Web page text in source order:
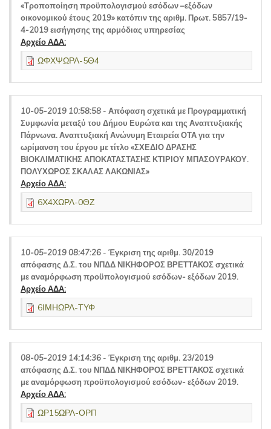
«Τροποποίηση προϋπολογισμού εσόδων –εξόδων
οικονομικού έτους 2019» κατόπιν της αριθμ. Πρωτ. 5857/19-
4-2019 εισήγησης της αρμόδιας υπηρεσίας
Αρχείο ΑΔΑ:
ΩΦΧΨΩΡΛ-5Θ4
10-05-2019 10:58:58 - Απόφαση σχετικά με Προγραμματική
Συμφωνία μεταξύ του Δήμου Ευρώτα και της Αναπτυξιακής
Πάρνωνα. Αναπτυξιακή Ανώνυμη Εταιρεία ΟΤΑ για την
ωρίμανση του έργου με τίτλο «ΣΧΕΔΙΟ ΔΡΑΣΗΣ
ΒΙΟΚΛΙΜΑΤΙΚΗΣ ΑΠΟΚΑΤΑΣΤΑΣΗΣ ΚΤΙΡΙΟΥ ΜΠΑΣΟΥΡΑΚΟΥ.
ΠΟΛΥΧΩΡΟΣ ΣΚΑΛΑΣ ΛΑΚΩΝΙΑΣ»
Αρχείο ΑΔΑ:
6Χ4ΧΩΡΛ-0ΘΖ
10-05-2019 08:47:26 - Έγκριση της αριθμ. 30/2019
απόφασης Δ.Σ. του ΝΠΔΔ ΝΙΚΗΦΟΡΟΣ ΒΡΕΤΤΑΚΟΣ σχετικά
με αναμόρφωση προϋπολογισμού εσόδων- εξόδων 2019.
Αρχείο ΑΔΑ:
6ΙΜΗΩΡΛ-ΤΥΦ
08-05-2019 14:14:36 - Έγκριση της αριθμ. 23/2019
απόφασης Δ.Σ. του ΝΠΔΔ ΝΙΚΗΦΟΡΟΣ ΒΡΕΤΤΑΚΟΣ σχετικά
με αναμόρφωση προϋπολογισμού εσόδων- εξόδων 2019.
Αρχείο ΑΔΑ:
ΩΡ15ΩΡΛ-ΟΡΠ